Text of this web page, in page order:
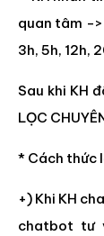
quan tâm ->
3h, 5h, 12h,
Sau khi KH
LỌC
* Cách thức
+) Khi KH
chatbot tư